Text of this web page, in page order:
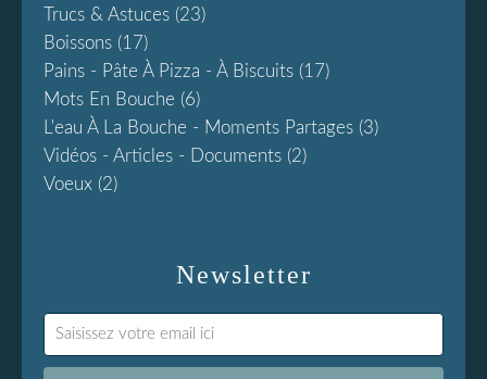
Newsletter
Trucs & Astuces (23)
Boissons (17)
Pains - Pâte À Pizza - À Biscuits (17)
Mots En Bouche (6)
L'eau À La Bouche - Moments Partages (3)
Vidéos - Articles - Documents (2)
Voeux (2)